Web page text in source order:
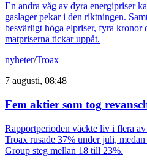
En andra våg av dyra energipriser
gaslager pekar i den riktningen.
besvärligt höga elpriser, fyra kronor
matpriserna tickar uppåt.
nyheter/Troax
7 augusti, 08:48
Fem aktier som tog
Rapportperioden väckte liv i flera
Troax rusade 37% under juli,
Group steg mellan 18 till 23%.